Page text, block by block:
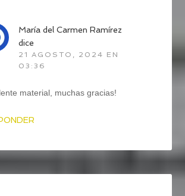
María del Carmen Ramírez
dice
21 AGOSTO, 2024 EN
03:36
material, muchas gracias!